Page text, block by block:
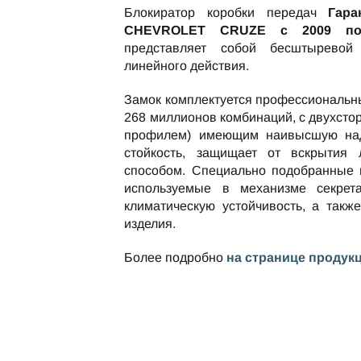
Блокиратор коробки передач
CHEVROLET CRUZE c 2009
представляет собой
линейного действия.
Замок комплектуется
268 миллионов комбинаций, с
профилем) имеющим наивысшую
стойкость, защищает от
способом. Специально подобранные
используемые в механизме
климатическую устойчивость, а
изделия.
Более подробно на странице